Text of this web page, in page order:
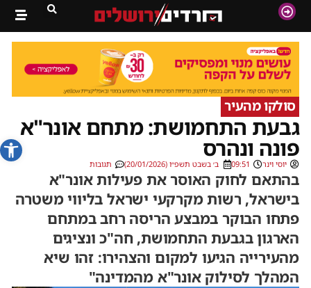
פתח
סולקו מהעיר
גבעת התחמושת: מתחם אונר"א
פונה ונהרס
יוסי וינר 09:51 ב׳ בשבט תשפ״ו (20/01/2026) תגובות
בהתאם לחוק האוסר את פעילות אונר"א
בישראל, רשות מקרקעי ישראל בליווי משטרה
פתחו הבוקר במבצע הריסה רחב במתחם
הארגון בגבעת התחמושת, חה"כ ונציגים
מהעירייה הגיעו למקום והצהירו: זהו שיא
המהלך לסילוק אונר"א מהמדינה"